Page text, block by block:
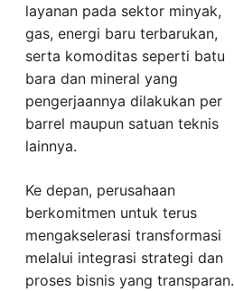
layanan pada sektor minyak,
gas, energi baru terbarukan,
serta komoditas seperti batu
bara dan mineral yang
pengerjaannya dilakukan per
barrel maupun satuan teknis
lainnya.
Ke depan, perusahaan
berkomitmen untuk terus
mengakselerasi transformasi
melalui integrasi strategi dan
proses bisnis yang transparan.